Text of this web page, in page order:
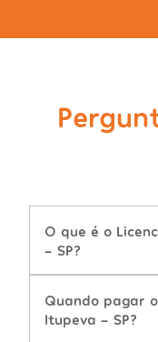
O que é o
- SP?
Quando pagar
Itupeva - SP?